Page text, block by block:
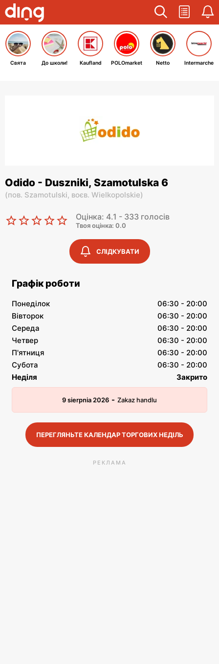
Свята До школи! Kaufland POLOmarket Netto Intermarche
Odido - Duszniki, Szamotulska 6
(пов. Szamotulski, воєв. Wielkopolskie)
Оцінка: 4.1 - 333 голосів
Твоя оцінка: 0.0
СЛІДКУВАТИ
Графік роботи
Понеділок
06:30 - 20:00
Вівторок
06:30 - 20:00
Середа
06:30 - 20:00
Четвер
06:30 - 20:00
П'ятниця
06:30 - 20:00
Субота
06:30 - 20:00
Неділя
Закрито
9 sierpnia 2026 - Zakaz handlu
ПЕРЕГЛЯНЬТЕ КАЛЕНДАР ТОРГОВИХ НЕДІЛЬ
РЕКЛАМА